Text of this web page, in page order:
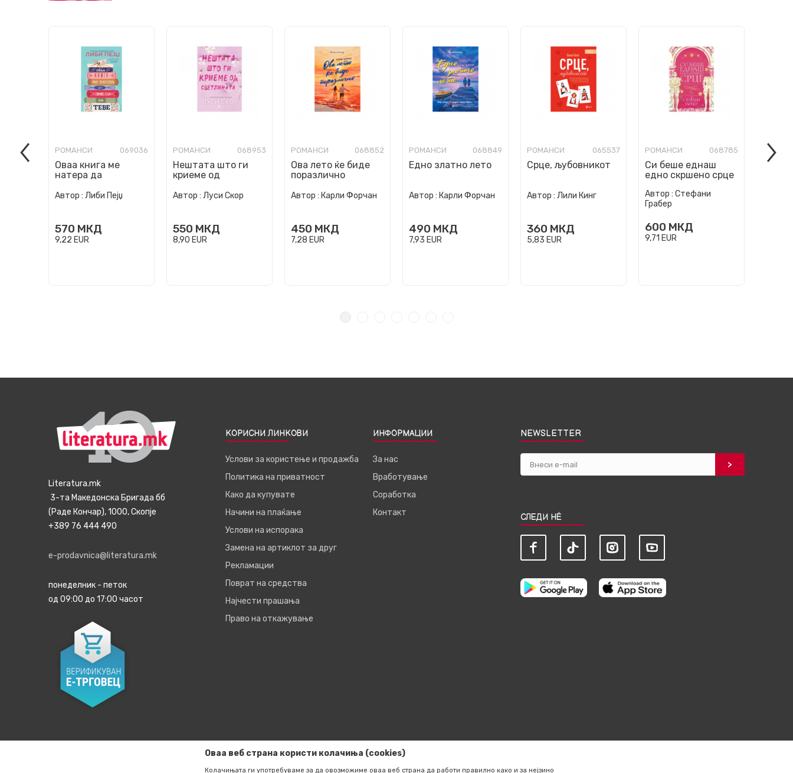
РОМАНСИ 069036
Оваа книга ме
натера да
Автор : Либи Пејџ
570 МКД
9,22 EUR
РОМАНСИ 068953
Нештата што ги
криеме од
Автор : Луси Скор
550 МКД
8,90 EUR
РОМАНСИ 068852
Ова лето ќе биде
поразлично
Автор : Карли Форчан
450 МКД
7,28 EUR
РОМАНСИ 068849
Едно златно лето
Автор : Карли Форчан
490 МКД
7,93 EUR
РОМАНСИ 065537
Срце, љубовникот
Автор : Лили Кинг
360 МКД
5,83 EUR
РОМАНСИ 068785
Си беше еднаш
едно скршено срце
Автор : Стефани
Грабер
600 МКД
9,71 EUR
Literatura.mk
3-та Македонска Бригада бб
(Раде Кончар), 1000, Скопје
+389 76 444 490
e-prodavnica@literatura.mk
понеделник - петок
од 09:00 до 17:00 часот
КОРИСНИ ЛИНКОВИ
Услови за користење и продажба
Политика на приватност
Како да купувате
Начини на плаќање
Услови на испорака
Замена на артиклот за друг
Рекламации
Поврат на средства
Најчести прашања
Право на откажување
ИНФОРМАЦИИ
За нас
Вработување
Соработка
Контакт
NEWSLETTER
СЛЕДИ НЀ
Оваа веб страна користи колачиња (cookies)
Колачињата ги употребуваме за да овозможиме оваа веб страна да работи правилно како и за нејзино